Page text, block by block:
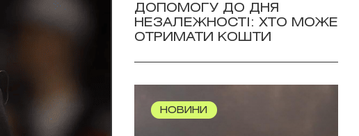
ДОПОМОГУ ДО ДНЯ
НЕЗАЛЕЖНОСТІ: ХТО МОЖЕ
ОТРИМАТИ КОШТИ
НОВИНИ